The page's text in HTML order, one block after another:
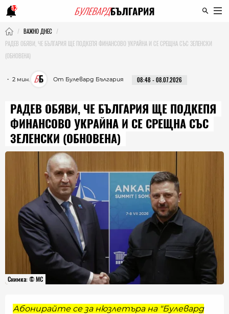
12
ВАЖНО ДНЕС
РАДЕВ ОБЯВИ, ЧЕ БЪЛГАРИЯ ЩЕ ПОДКЕПЯ ФИНАНСОВО УКРАЙНА И СЕ СРЕЩНА СЪС ЗЕЛЕНСКИ
(ОБНОВЕНА)
・ 2 мин. От Булевард България 08:48 - 08.07.2026
РАДЕВ ОБЯВИ, ЧЕ БЪЛГАРИЯ ЩЕ ПОДКЕПЯ
ФИНАНСОВО УКРАЙНА И СЕ СРЕЩНА СЪС
ЗЕЛЕНСКИ (ОБНОВЕНА)
Снимка: © МС
Абонирайте се за нюзлетъра на "Булевард